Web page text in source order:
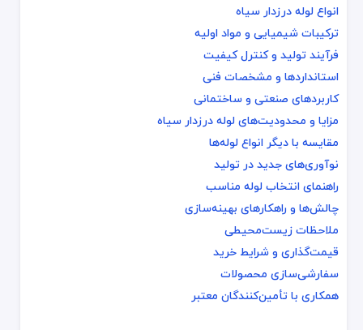
انواع لوله درزدار سیاه
ترکیبات شیمیایی و مواد اولیه
فرآیند تولید و کنترل کیفیت
استانداردها و مشخصات فنی
کاربردهای صنعتی و ساختمانی
مزایا و محدودیت‌های لوله درزدار سیاه
مقایسه با دیگر انواع لوله‌ها
نوآوری‌های جدید در تولید
راهنمای انتخاب لوله مناسب
چالش‌ها و راهکارهای بهینه‌سازی
ملاحظات زیست‌محیطی
قیمت‌گذاری و شرایط خرید
سفارشی‌سازی محصولات
همکاری با تأمین‌کنندگان معتبر
انواع لوله درزدار سیاه
ترکیبات شیمیایی و مواد اولیه
فرآیند تولید و کنترل کیفیت
استانداردها و مشخصات فنی
کاربردهای صنعتی و ساختمانی
مزایا و محدودیت‌های لوله درزدار سیاه
مقایسه با دیگر انواع لوله‌ها
نوآوری‌های جدید در تولید
راهنمای انتخاب لوله مناسب
چالش‌ها و راهکارهای بهینه‌سازی
ملاحظات زیست‌محیطی
قیمت‌گذاری و شرایط خرید
سفارشی‌سازی محصولات
همکاری با تأمین‌کنندگان معتبر